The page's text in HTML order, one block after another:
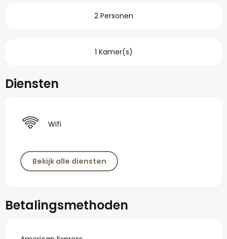
2 Personen
1 Kamer(s)
Diensten
Wifi
Bekijk alle diensten
Betalingsmethoden